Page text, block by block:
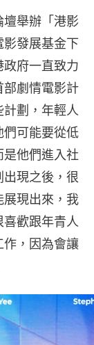
舉辦「港影
影發展基金下
府一直致力
部劇情電影計
劃，年輕人
們可能要從低
他們進入社
現之後，很
展現出來，我
歡跟年青人
作，因為會讓